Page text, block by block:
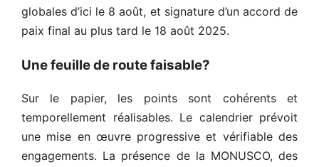
globales d’ici le 8 août, et signature d’un accord de
paix final au plus tard le 18 août 2025.
Une feuille de route faisable?
Sur le papier, les points sont cohérents et
temporellement réalisables. Le calendrier prévoit
une mise en œuvre progressive et vérifiable des
engagements. La présence de la MONUSCO, des